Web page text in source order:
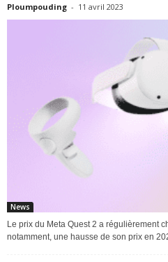
Ploumpouding - 11 avril 2023
News
Le prix du Meta Quest 2 a régulièrement
notamment, une hausse de son prix en